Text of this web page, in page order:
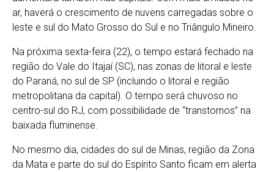
ar, haverá o crescimento de nuvens carregadas sobre o
leste e sul do Mato Grosso do Sul e no Triângulo Mineiro.
Na próxima sexta-feira (22), o tempo estará fechado na
região do Vale do Itajaí (SC), nas zonas de litoral e leste
do Paraná, no sul de SP (incluindo o litoral e região
metropolitana da capital). O tempo será chuvoso no
centro-sul do RJ, com possibilidade de “transtornos” na
baixada fluminense.
No mesmo dia, cidades do sul de Minas, região da Zona
da Mata e parte do sul do Espírito Santo ficam em alerta